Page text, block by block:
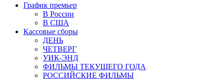
График премьер
В России
В США
Кассовые сборы
ДЕНЬ
ЧЕТВЕРГ
УИК-ЭНД
ФИЛЬМЫ ТЕКУЩЕГО ГОДА
РОССИЙСКИЕ ФИЛЬМЫ